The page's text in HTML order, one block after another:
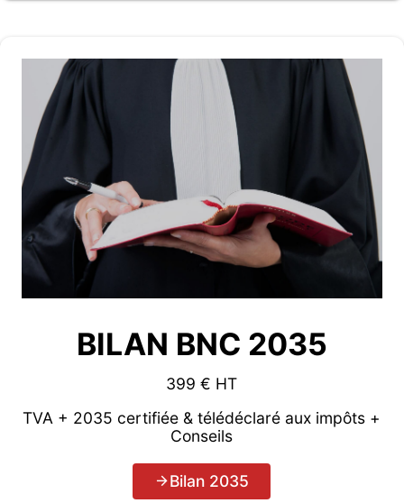
BILAN BNC 2035
399 € HT
TVA + 2035 certifiée & télédéclaré aux impôts +
Conseils
Bilan 2035